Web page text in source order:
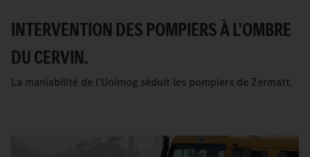
INTERVENTION DES POMPIERS À L'OMBRE
DU CERVIN.
La maniabilité de l'Unimog séduit les pompiers de Zermatt.